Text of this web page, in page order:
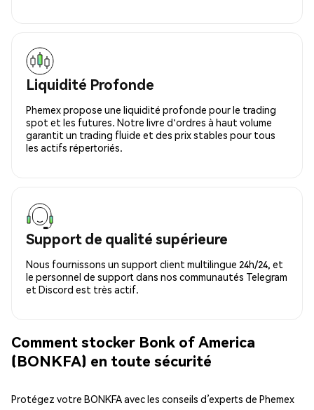
Liquidité Profonde
Phemex propose une liquidité profonde pour le trading
spot et les futures. Notre livre d'ordres à haut volume
garantit un trading fluide et des prix stables pour tous
les actifs répertoriés.
Support de qualité supérieure
Nous fournissons un support client multilingue 24h/24, et
le personnel de support dans nos communautés Telegram
et Discord est très actif.
Comment stocker Bonk of America
(BONKFA) en toute sécurité
Protégez votre BONKFA avec les conseils d’experts de Phemex